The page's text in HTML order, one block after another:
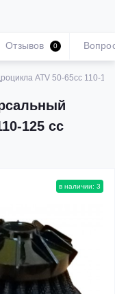
ATV 50-65cc 110-
125 cc
Отзывов 0
в наличии: 3